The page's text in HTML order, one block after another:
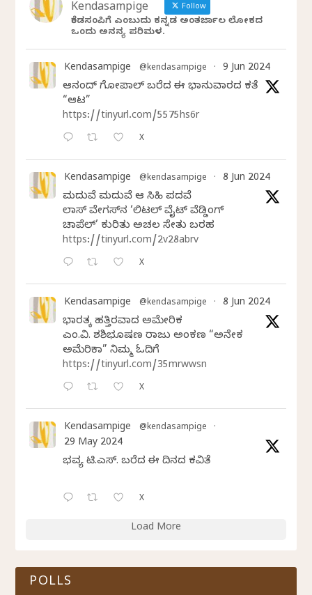
Kendasampige Follow
ಕೆಂಡಸಂಪಿಗೆ ಎಂಬುದು ಕನ್ನಡ ಅಂತರ್ಜಾಲ ಲೋಕದ
ಒಂದು ಅನನ್ಯ ಪರಿಮಳ.
Kendasampige @kendasampige · 9 Jun 2024
ಆನಂದ್‌ ಗೋಪಾಲ್‌ ಬರೆದ ಈ ಭಾನುವಾರದ ಕತೆ
“ಆಟ”
https://tinyurl.com/5575hs6r
X
Kendasampige @kendasampige · 8 Jun 2024
ಮದುವೆ ಮದುವೆ ಆ ಸಿಹಿ ಪದವೆ
ಲಾಸ್‌ ವೇಗಸ್‌ನ ‘ಲಿಟಲ್ ವೈಟ್ ವೆಡ್ಡಿಂಗ್
ಚಾಪೆಲ್’ ಕುರಿತು ಅಚಲ ಸೇತು ಬರಹ
https://tinyurl.com/2v28abrv
X
Kendasampige @kendasampige · 8 Jun 2024
ಭಾರತಕ್ಕೆ ಹತ್ತಿರವಾದ ಅಮೇರಿಕ
ಎಂ.ವಿ. ಶಶಿಭೂಷಣ ರಾಜು ಅಂಕಣ “ಅನೇಕ
ಅಮೆರಿಕಾ” ನಿಮ್ಮ ಓದಿಗೆ
https://tinyurl.com/35mrwwsn
X
Kendasampige @kendasampige ·
29 May 2024
ಭವ್ಯ ಟಿ.ಎಸ್. ಬರೆದ ಈ ದಿನದ ಕವಿತೆ
X
Load More
POLLS